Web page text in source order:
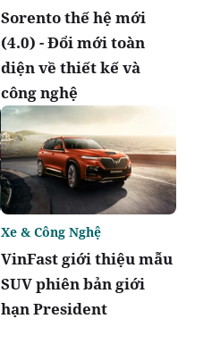
Sorento thế hệ mới
(4.0) - Đổi mới toàn
diện về thiết kế và
công nghệ
VinFast giới thiệu mẫu
SUV phiên bản giới
hạn President
Xe & Công Nghệ